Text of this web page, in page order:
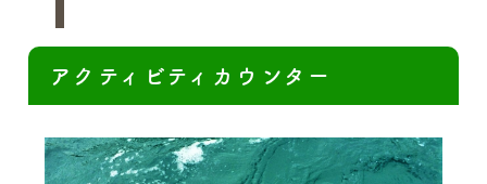
アクティビティカウンター